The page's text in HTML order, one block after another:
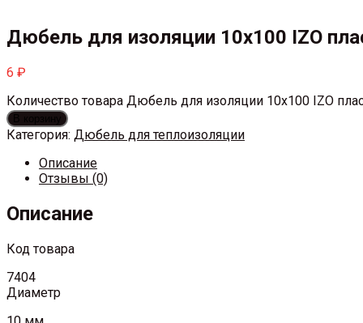
Дюбель для изоляции 10х100 IZO
6 ₽
Количество товара Дюбель для изоляции 10х100 IZO
В корзину
Категория: Дюбель для теплоизоляции
Описание
Отзывы (0)
Описание
Код товара
7404
Диаметр